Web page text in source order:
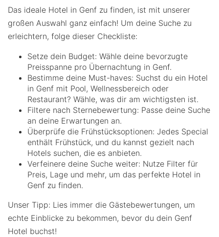
Das ideale Hotel in Genf zu finden, ist mit unserer
großen Auswahl ganz einfach! Um deine Suche zu
erleichtern, folge dieser Checkliste:
Setze dein Budget: Wähle deine bevorzugte
Preisspanne pro Übernachtung in Genf.
Bestimme deine Must-haves: Suchst du ein Hotel
in Genf mit Pool, Wellnessbereich oder
Restaurant? Wähle, was dir am wichtigsten ist.
Filtere nach Sternebewertung: Passe deine Suche
an deine Erwartungen an.
Überprüfe die Frühstücksoptionen: Jedes Special
enthält Frühstück, und du kannst gezielt nach
Hotels suchen, die es anbieten.
Verfeinere deine Suche weiter: Nutze Filter für
Preis, Lage und mehr, um das perfekte Hotel in
Genf zu finden.
Unser Tipp: Lies immer die Gästebewertungen, um
echte Einblicke zu bekommen, bevor du dein Genf
Hotel buchst!